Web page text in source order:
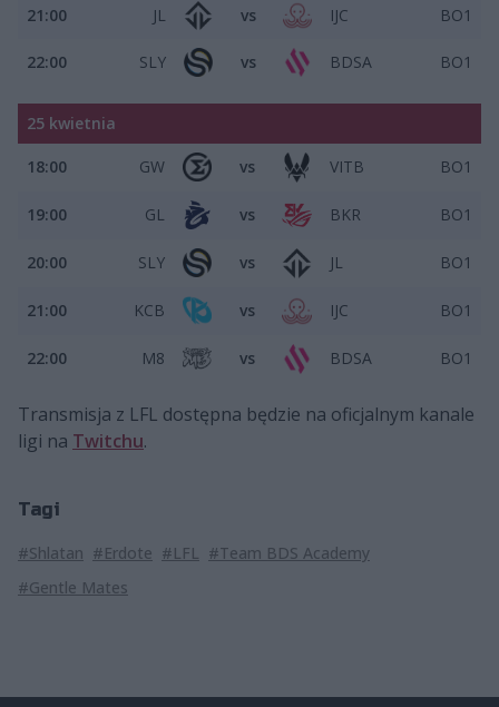
21:00 JL vs IJC BO1
22:00 SLY vs BDSA BO1
25 kwietnia
18:00 GW vs VITB BO1
19:00 GL vs BKR BO1
20:00 SLY vs JL BO1
21:00 KCB vs IJC BO1
22:00 M8 vs BDSA BO1
Transmisja z LFL dostępna będzie na oficjalnym kanale
ligi na Twitchu.
Tagi
#Shlatan #Erdote #LFL
#Team BDS Academy
#Gentle Mates